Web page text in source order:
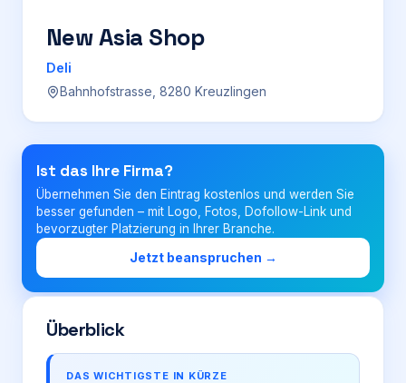
Preise
Für Firmen
Login
Firma eintragen
New Asia Shop
Deli
Bahnhofstrasse, 8280 Kreuzlingen
Ist das Ihre Firma?
Übernehmen Sie den Eintrag kostenlos und werden Sie
besser gefunden – mit Logo, Fotos, Dofollow-Link und
bevorzugter Platzierung in Ihrer Branche.
Jetzt beanspruchen →
Überblick
DAS WICHTIGSTE IN KÜRZE